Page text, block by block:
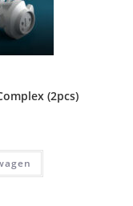
(2pcs)